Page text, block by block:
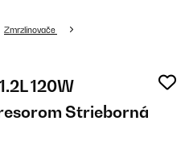
Zmrzlinovače
120W
Strieborná